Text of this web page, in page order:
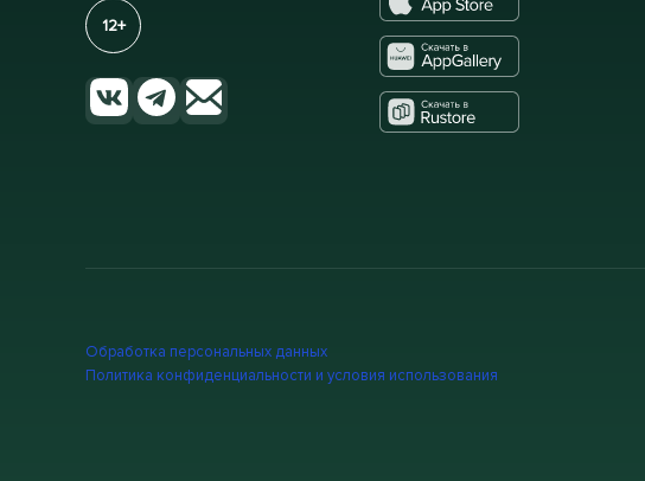
12+
Обработка персональных данных
Политика конфиденциальности и условия использования